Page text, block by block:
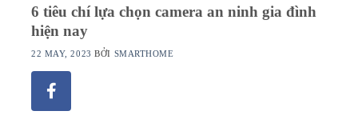
6 tiêu chí lựa chọn camera an ninh gia đình
hiện nay
22 MAY, 2023 BỞI SMARTHOME